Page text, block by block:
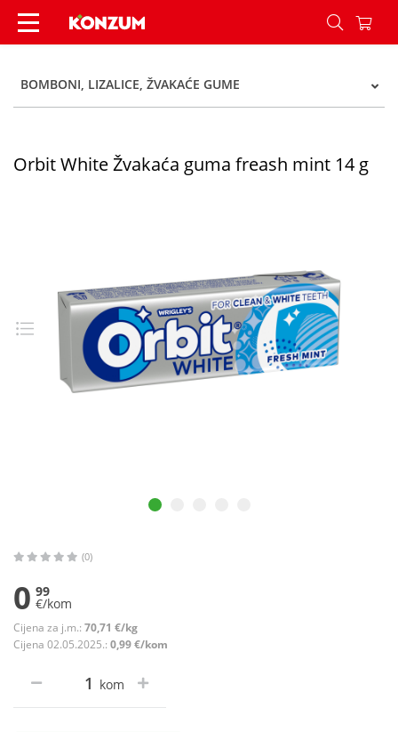
Orbit White Žvakaća guma freash mint 14 g -
BOMBONI, LIZALICE, ŽVAKAĆE GUME
Orbit White Žvakaća guma freash mint 14 g
(0)
0 99
€/kom
Cijena za j.m.: 70,71 €/kg
Cijena 02.05.2025.: 0,99 €/kom
kom